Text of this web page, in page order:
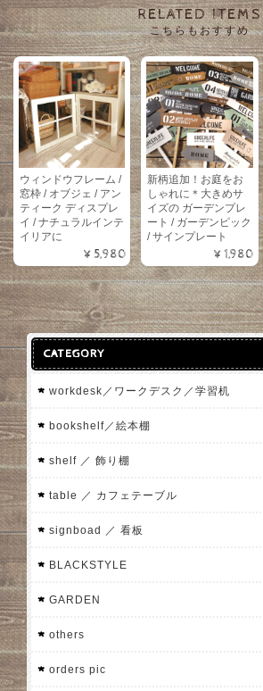
RELATED ITEMS
こちらもおすすめ
ウィンドウフレーム /
窓枠 / オブジェ / アン
ティーク ディスプレ
イ / ナチュラルインテ
イリアに
¥5,980
新柄追加！お庭をお
しゃれに＊大きめサ
イズの ガーデンプレ
ート / ガーデンピック
/ サインプレート
¥1,980
CATEGORY
workdesk／ワークデスク／学習机
bookshelf／絵本棚
shelf ／ 飾り棚
table ／ カフェテーブル
signboad ／ 看板
BLACKSTYLE
GARDEN
others
orders pic